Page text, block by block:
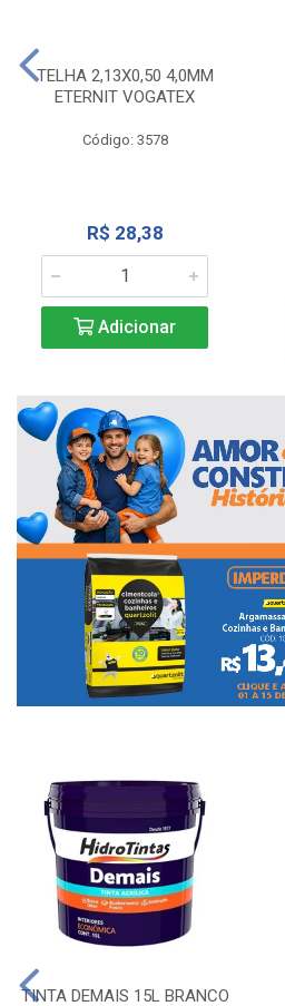
TELHA 2,13X0,50 4,0MM
ETERNIT VOGATEX
Código: 3578
R$ 28,38
Adicionar
TINTA DEMAIS 15L BRANCO